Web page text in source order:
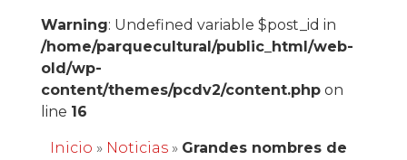
Warning: Undefined variable $post_id in
/home/parquecultural/public_html/web-
old/wp-
content/themes/pcdv2/content.phpon
line 16
Inicio » Noticias» Grandes nombres de